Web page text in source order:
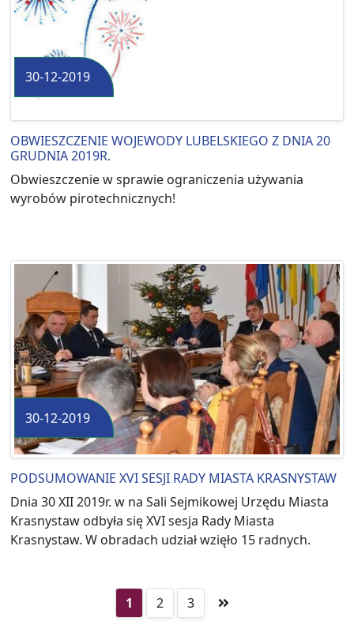
30-12-2019
OBWIESZCZENIE WOJEWODY LUBELSKIEGO Z DNIA 20
GRUDNIA 2019R.
Obwieszczenie w sprawie ograniczenia używania
wyrobów pirotechnicznych!
30-12-2019
PODSUMOWANIE XVI SESJI RADY MIASTA KRASNYSTAW
Dnia 30 XII 2019r. w na Sali Sejmikowej Urzędu Miasta
Krasnystaw odbyła się XVI sesja Rady Miasta
Krasnystaw. W obradach udział wzięło 15 radnych.
1 2 3